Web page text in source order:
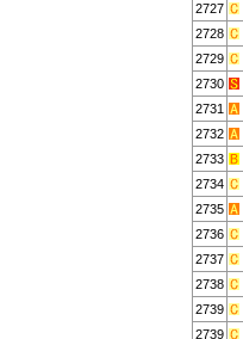
2727
2728
2729
2730
2731
2732
2733
2734
2735
2736
2737
2738
2739
2739